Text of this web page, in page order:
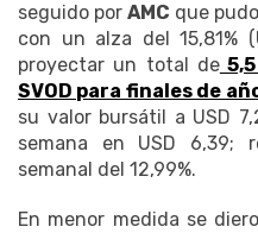
seguido por AMC que
con un alza del 15,81%
proyectar un total de5,5
SVOD para finales de
su valor bursátil a USD
semana en USD 6,39;
semanal del 12,99%.
En menor medida se